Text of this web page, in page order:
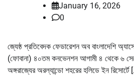
January 16, 2026
0
জ্যেষ্ঠ প্রতিবেদক ফেডারেশন অব বাংলাদেশি
(ফোবানা) ৪০তম কনভেনশন আগামী ৪ থেকে ৬
অঙ্গরাজ্যের অরল্যান্ডো শহরের হলিডে ইন রিসোর্টে